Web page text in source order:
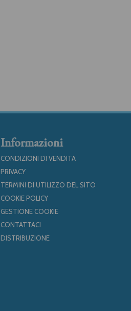
Informazioni
CONDIZIONI DI VENDITA
PRIVACY
TERMINI DI UTILIZZO DEL SITO
COOKIE POLICY
GESTIONE COOKIE
CONTATTACI
DISTRIBUZIONE